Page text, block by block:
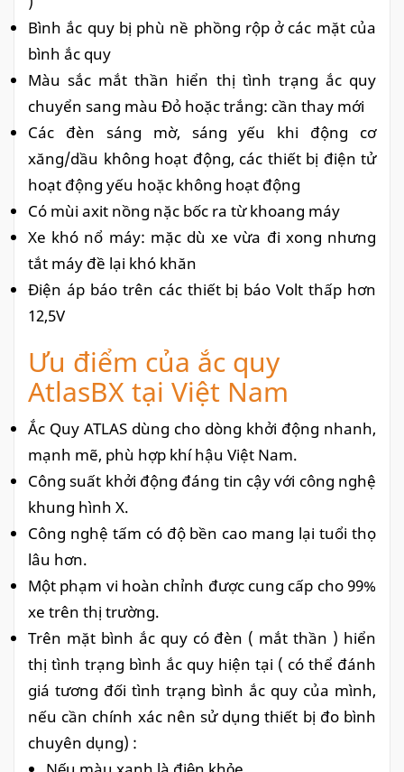
Bình ắc quy bị phù nề phồng rộp ở các mặt của
bình ắc quy
Màu sắc mắt thần hiển thị tình trạng ắc quy
chuyển sang màu Đỏ hoặc trắng: cần thay mới
Các đèn sáng mờ, sáng yếu khi động cơ
xăng/dầu không hoạt động, các thiết bị điện tử
hoạt động yếu hoặc không hoạt động
Có mùi axit nồng nặc bốc ra từ khoang máy
Xe khó nổ máy: mặc dù xe vừa đi xong nhưng
tắt máy đề lại khó khăn
Điện áp báo trên các thiết bị báo Volt thấp hơn
12,5V
Ưu điểm của ắc quy
AtlasBX tại Việt Nam
Ắc Quy ATLAS dùng cho dòng khởi động nhanh,
mạnh mẽ, phù hợp khí hậu Việt Nam.
Công suất khởi động đáng tin cậy với công nghệ
khung hình X.
Công nghệ tấm có độ bền cao mang lại tuổi thọ
lâu hơn.
Một phạm vi hoàn chỉnh được cung cấp cho 99%
xe trên thị trường.
Trên mặt bình ắc quy có đèn ( mắt thần ) hiển
thị tình trạng bình ắc quy hiện tại ( có thể đánh
giá tương đối tình trạng bình ắc quy của mình,
nếu cần chính xác nên sử dụng thiết bị đo bình
chuyên dụng) :